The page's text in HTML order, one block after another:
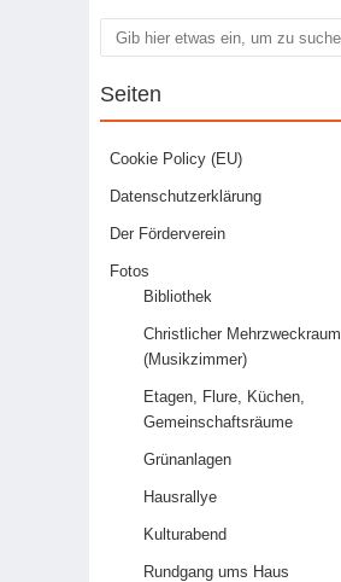
Suchen
Seiten
Cookie Policy (EU)
Datenschutzerklärung
Der Förderverein
Fotos
Bibliothek
Christlicher Mehrzweckraum
(Musikzimmer)
Etagen, Flure, Küchen,
Gemeinschaftsräume
Grünanlagen
Hausrallye
Kulturabend
Rundgang ums Haus